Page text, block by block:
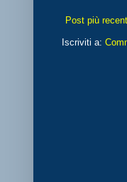
Post più
Iscriviti a: